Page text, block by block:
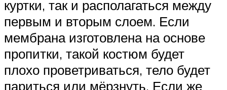
куртки, так и располагаться между
первым и вторым слоем. Если
мембрана изготовлена на основе
пропитки, такой костюм будет
плохо проветриваться, тело будет
париться или мёрзнуть. Если же